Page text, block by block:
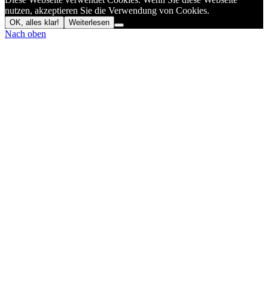
nutzen, akzeptieren Sie die Verwendung von Cookies.
OK, alles klar! Weiterlesen
Nach oben